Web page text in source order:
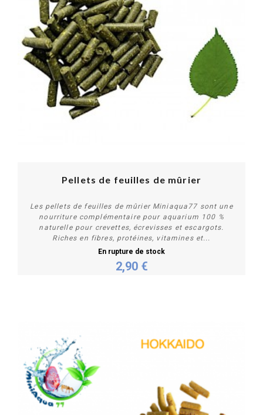
Personnaliser
Pellets de feuilles de mûrier
Les pellets de feuilles de mûrier Miniaqua77 sont une
nourriture complémentaire pour aquarium 100 %
naturelle pour crevettes, écrevisses et escargots.
Riches en fibres, protéines, vitamines et...
En rupture de stock
2,90 €